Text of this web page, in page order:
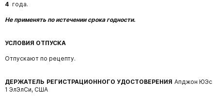
4 года.
Не применять по истечении срока годности.
УСЛОВИЯ ОТПУСКА
Отпускают по рецепту.
ДЕРЖАТЕЛЬ РЕГИСТРАЦИОННОГО УДОСТОВЕРЕНИЯ Апджон ЮЭс
1 ЭлЭлСи, США